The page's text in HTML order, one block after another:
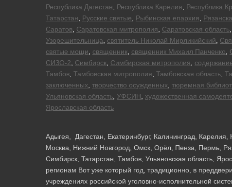
Республика Дагестан
Республика Карелия Республика
Татарстан
Русские святые Рыбинская епархия
Саратов Саратовская митрополия Саратовская область
Узорешительница
святитель Николай Мирликийский
святые мощи
священник священник Михаил Панченко
СИЗО-2
Симбирск Симбирская митрополия
Тамбов Тамбовская митрополия Тамбовская область
заключенных творчество осужденных тюремная
Ульяновская область УФСИН художественная
Ярославская область
Адыгея, Дагестан, Екатеринбург, Калининград,
Москва, Нижний Новгород, Омск, Орёл, Пенза, Пермь,
Симбирск, Татарстан, Тамбов, Ульяновская область,
регионам Вот уже который год, традиционно, в
учреждениях российской уголовно-исполнительной